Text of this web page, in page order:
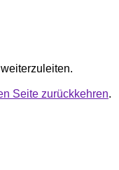
weiterzuleiten.
Seite zurückkehren.